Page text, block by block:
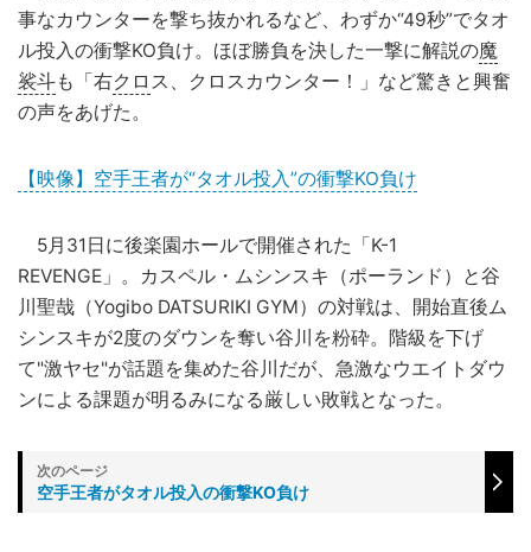
事なカウンターを撃ち抜かれるなど、わずか“49秒”でタオ
ル投入の衝撃KO負け。ほぼ勝負を決した一撃に解説の魔
裟斗も「右クロ ス、クロスカウンター！」など驚きと興奮
の声をあげた。
【映像】空手王者が“タオル投入”の衝撃KO負け
5月31日に後楽園ホールで開催された「K-1
REVENGE」。カスペル・ムシンスキ（ポーランド）と谷
川聖哉（Yogibo DATSURIKI GYM）の対戦は、開始直後ム
シンスキが2度のダウンを奪い谷川を粉砕。階級を下げ
て"激ヤセ"が話題を集めた谷川だが、急激なウエイトダウ
ンによる課題が明るみになる厳しい敗戦となった。
空手王者がタオル投入の衝撃KO負け